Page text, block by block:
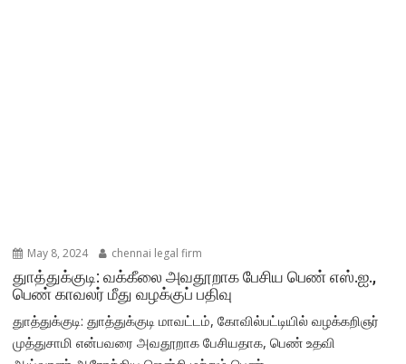
May 8, 2024 chennai legal firm
துாத்துக்குடி: வக்கீலை அவதூறாக பேசிய பெண் எஸ்.ஐ.,
பெண் காவலர் மீது வழக்குப் பதிவு
துாத்துக்குடி: துாத்துக்குடி மாவட்டம், கோவில்பட்டியில் வழக்கறிஞர்
முத்துசாமி என்பவரை அவதூறாக பேசியதாக, பெண் உதவி